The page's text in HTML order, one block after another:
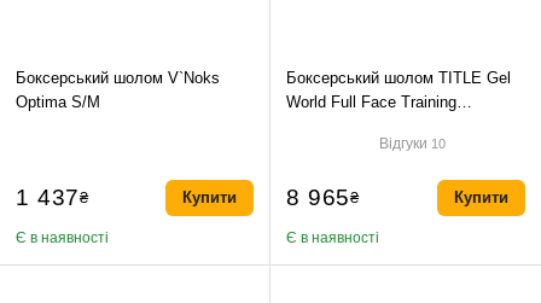
Боксерський шолом V`Noks
Optima S/M
1 437₴
Є в наявності
Купити
Боксерський шолом TITLE Gel
World Full Face Training
Відгуки 10
8 965₴
Є в наявності
Купити